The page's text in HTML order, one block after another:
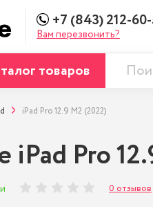
+7 (843) 212-
Вам перезвонить?
товаров
iPad Pro 12.9 M2 (2022)
iPad Pro
0 отзывов